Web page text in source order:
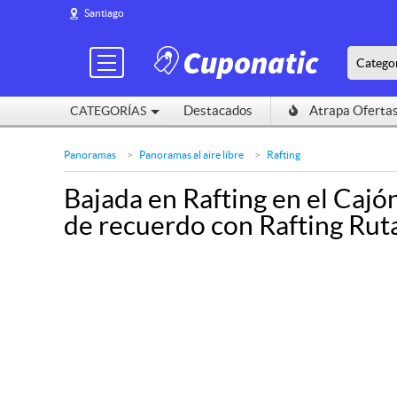
Santiago
CATEGORÍAS Destacados Atrapa Ofertas
Panoramas Panoramas al aire libre Rafting
Bajada en Rafting en el
de recuerdo con Rafting
Santiago
CATEGORÍAS Destacados Atrapa Ofertas